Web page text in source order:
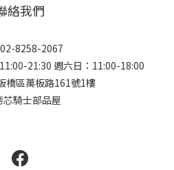
絡我們
8258-2067
21:30 週六日：11:00-18:00
橋區萬板路161號1樓
芯騎士部品屋